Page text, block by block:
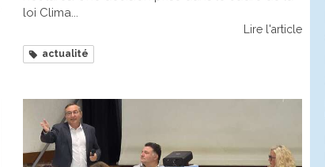
loi Clima...
Lire l'article
actualité